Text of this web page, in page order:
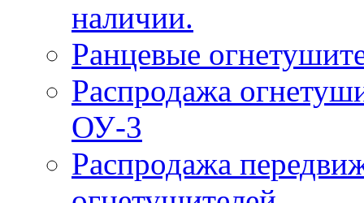
наличии.
Ранцевые
Распродажа
ОУ-3
Распродажа